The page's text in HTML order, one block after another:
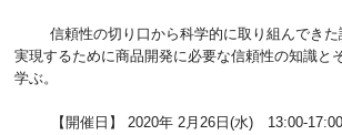
信頼性の切り口から科学的に取り組んできた
実現するために商品開発に必要な信頼性の知識と
学ぶ。
【開催日】 2020年 2月26日(水) 13:00-17:00